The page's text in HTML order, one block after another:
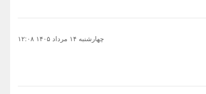
چهارشنبه ۱۴ مرداد ۱۴۰۵ ۱۲:۰۸